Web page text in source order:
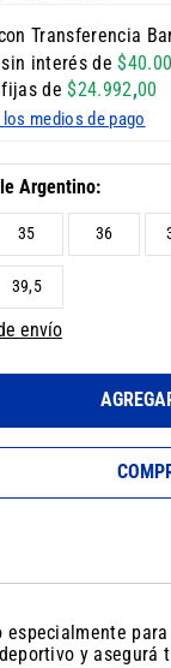
Transferencia
interés de$40.
fijas de$24.992,00
medios de pago
35 36
39,5
envío
y asegurá